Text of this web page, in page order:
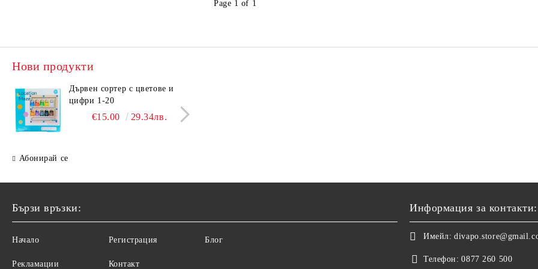
Page 1 of 1
Нови продукти
Дървен сортер с цветове и
цифри 1-20
€15.00 29.34лв.
Абонирай се
Бързи връзки:
Начало
Рекламации
Регистрация
Контакт
Блог
Информация за контакти:
Имейл:
Телефон: 0877 260 500